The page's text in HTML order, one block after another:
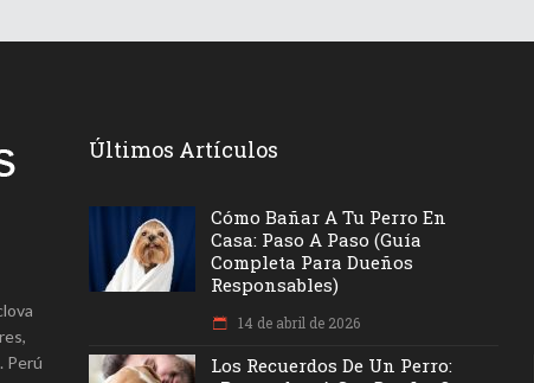
Perú
Últimos Artículos
Cómo Bañar A Tu Perro En
Casa: Paso A Paso (Guía
Completa Para Dueños
Responsables)
14 de abril de 2026
Los Recuerdos De Un Perro: